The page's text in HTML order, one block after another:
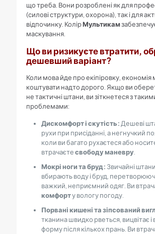
що треба. Вони розроблені як для
(силові структури, охорона), так і для
відпочинку. КолірМультикам
маскування.
Що ви ризикуєте втратити,
дешевший варіант?
Коли мова йде про екіпіровку,
коштувати надто дорого. Якщо ви
не тактичні штани, ви зіткнетеся з
проблемами:
Дискомфорт і скутість: Дешеві
рухи при присіданні, а негнучкий
коли ви багато рухаєтеся або
втрачаєтесвободу маневру.
Мокрі ноги та бруд: Звичайні
вбирають воду і бруд,
важкий, неприємний одяг. Ви
комфорту вологу погоду.
Порвані кишені та зіпсований
тканина швидко рветься, вицвітає і
форму після кількох прань. Ви